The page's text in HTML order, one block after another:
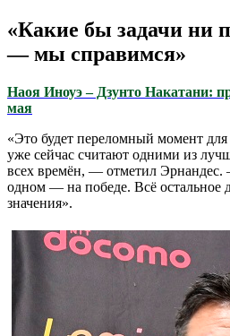
«Какие бы задачи ни
— мы справимся»
Наоя Иноуэ – Дзунто Накатани:
мая
«Это будет переломный момент
уже сейчас считают одними из
всех времён, — отметил
одном — на победе. Всё остальное
значения».